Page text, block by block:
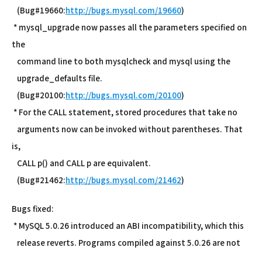
(Bug#19660:http://bugs.mysql.com/19660)
* mysql_upgrade now passes all the parameters specified on
the
command line to both mysqlcheck and mysql using the
upgrade_defaults file.
(Bug#20100:http://bugs.mysql.com/20100)
* For the CALL statement, stored procedures that take no
arguments now can be invoked without parentheses. That
is,
CALL p() and CALL p are equivalent.
(Bug#21462:http://bugs.mysql.com/21462)
Bugs fixed:
* MySQL 5.0.26 introduced an ABI incompatibility, which this
release reverts. Programs compiled against 5.0.26 are not